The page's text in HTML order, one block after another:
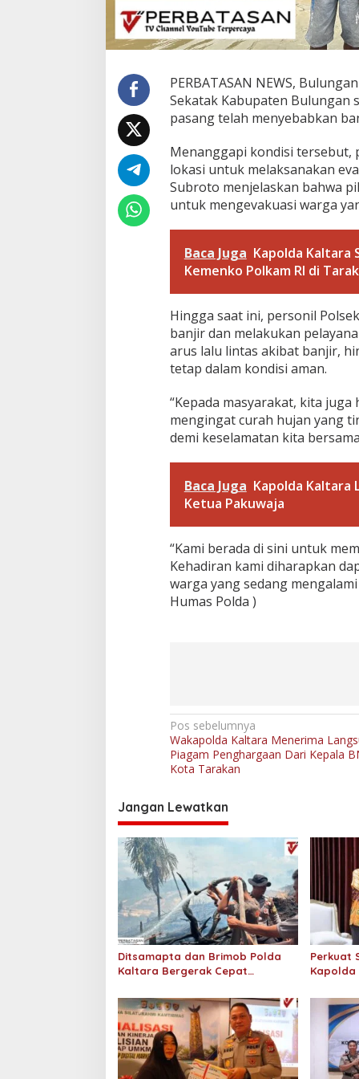
k
a
t
L
a
k
a
n
E
v
a
k
a
s
a
n
B
a
n
u
W
a
r
g
PERBATASAN NEWS,
Sekatak Kabupaten Bulungan
pasang telah menyebabkan
Menanggapi kondisi tersebut,
lokasi untuk melaksanakan
Subroto menjelaskan bahwa
untuk mengevakuasi warga
Baca Juga Kapolda Kaltara
Kemenko Polkam RI di
Hingga saat ini, personil
banjir dan melakukan
arus lalu lintas akibat banjir,
tetap dalam kondisi aman.
“Kepada masyarakat, kita
mengingat curah hujan yang
demi keselamatan kita
Baca Juga Kapolda Kaltara
Ketua Pakuwaja
“Kami berada di sini untuk
Kehadiran kami diharapkan
warga yang sedang
Humas Polda )
N
a
v
i
g
a
s
i
p
o
s
Pos sebelumnya
Wakapolda Kaltara Menerima
Piagam Penghargaan Dari Kepala
Kota Tarakan
Jangan Lewatkan
Ditsamapta dan Brimob Polda
Kaltara Bergerak Cepat
Gambut 2 Hektar di Bulungan
Perkuat
Kapolda
KPP